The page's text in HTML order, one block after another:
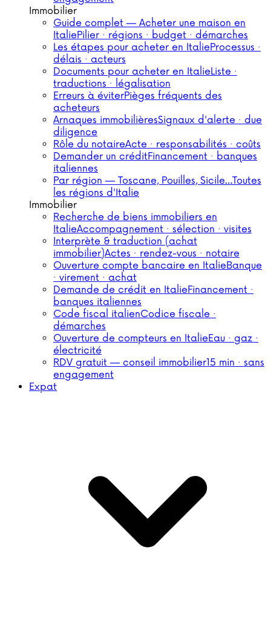
Immobilier
Guide complet — Acheter une maison en
ItaliePilier · régions · budget · démarches
Les étapes pour acheter en ItalieProcessus ·
délais · acteurs
Documents pour acheter en ItalieListe ·
traductions · légalisation
Erreurs à éviterPièges fréquents des
acheteurs
Arnaques immobilièresSignaux d'alerte · due
diligence
Rôle du notaireActe · responsabilités · coûts
Demander un créditFinancement · banques
italiennes
Par région — Toscane, Pouilles, Sicile…Toutes
les régions d'Italie
Immobilier
Recherche de biens immobiliers en
ItalieAccompagnement · sélection · visites
Interprète & traduction (achat
immobilier)Actes · rendez-vous · notaire
Ouverture compte bancaire en ItalieBanque
· virement · achat
Demande de crédit en ItalieFinancement ·
banques italiennes
Code fiscal italienCodice fiscale ·
démarches
Ouverture de compteurs en ItalieEau · gaz ·
électricité
RDV gratuit — conseil immobilier15 min · sans
engagement
Expat